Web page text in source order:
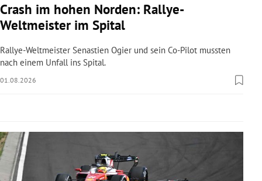
Untermenü
Untermenü
Untermenü
Crash im hohen Norden: Rallye-
Weltmeister im Spital
Rallye-Weltmeister Senastien Ogier und sein Co-Pilot mussten
nach einem Unfall ins Spital.
01.08.2026